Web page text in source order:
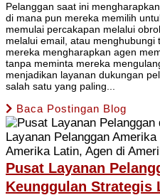
Pelanggan saat ini
di mana pun mereka memilih
memulai percakapan melalui
melalui email, atau menghubungi
mereka mengharapkan agen
tanpa meminta mereka
menjadikan layanan dukungan
salah satu yang paling...
Baca Postingan Blog
Pusat Layanan
Keunggulan Strategis